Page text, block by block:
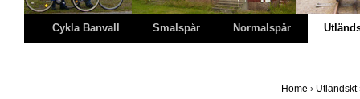
Cykla Banvall Smalspår Normalspår
Home › Utländskt